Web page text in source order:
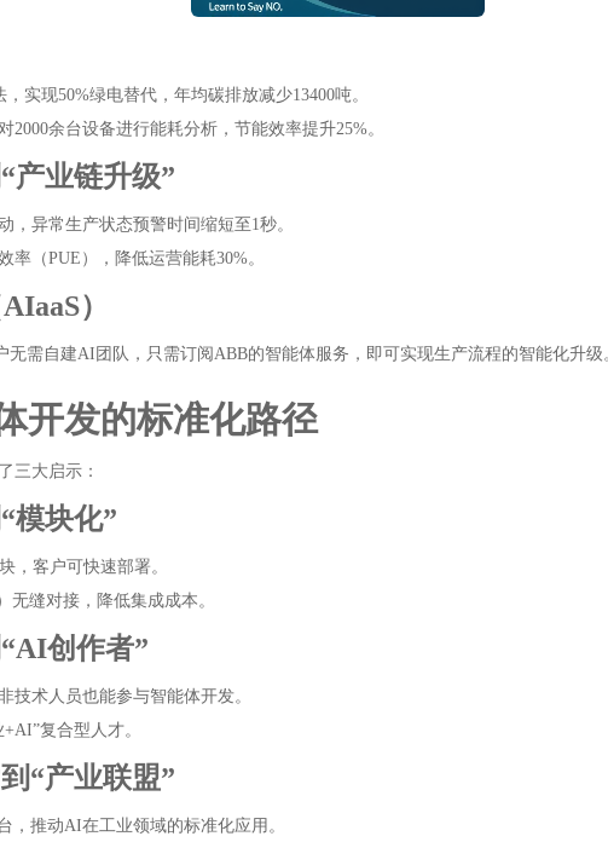
实现50%绿电替代，年均碳排放减少13400吨。
2000余台设备进行能耗分析，节能效率提升25%。
产业链升级”
，异常生产状态预警时间缩短至1秒。
（PUE），降低运营能耗30%。
）
需自建AI团队，只需订阅ABB的智能体服务，即可实现生产流程的智能化升级
开发的标准化路径
三大启示：
模块化”
，客户可快速部署。
无缝对接，降低集成成本。
创作者”
技术人员也能参与智能体开发。
复合型人才。
“产业联盟”
，推动AI在工业领域的标准化应用。